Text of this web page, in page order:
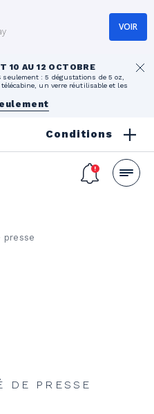
10 AU 12 OCTOBRE
: 5 dégustations de 5 oz,
un verre réutilisable et les
Conditions
presse
DE PRESSE
VOIR